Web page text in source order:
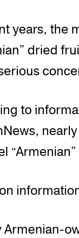
years, the
dried
to
Armenian-